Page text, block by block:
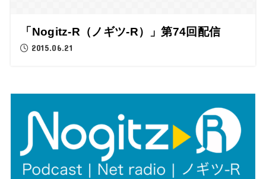
「Nogitz-R（ノギツ-R）」第74回配信
2015.06.21